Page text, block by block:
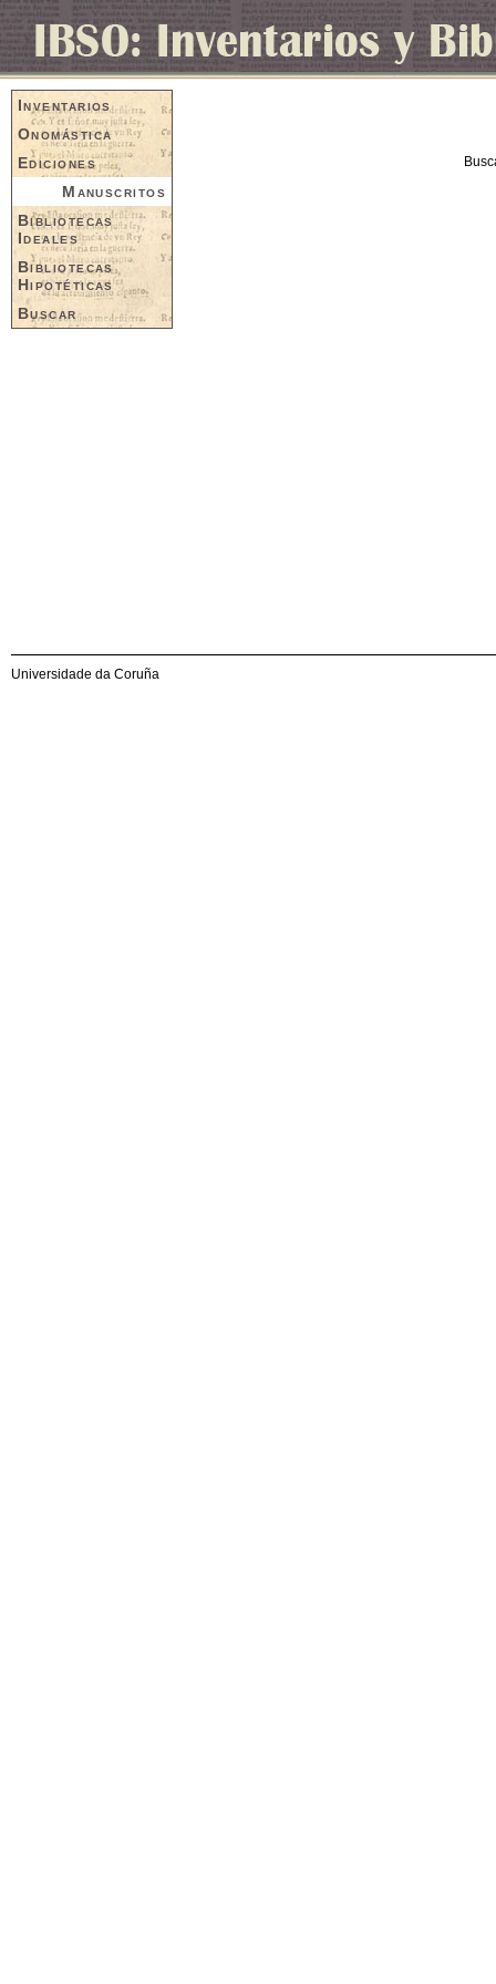
Inventarios
Onomástica
Ediciones
Manuscritos
Bibliotecas
Ideales
Bibliotecas
Hipotéticas
Buscar
Universidade da Coruña